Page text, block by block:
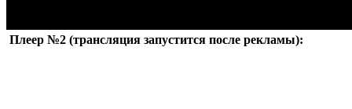
Плеер №2 (трансляция запустится после рекламы):